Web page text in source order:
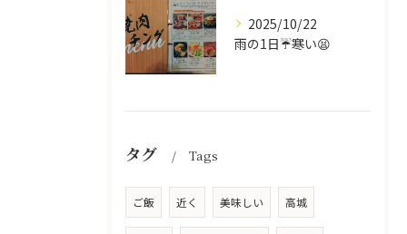
2025/10/22
雨の1日☔寒い😫
タグ Tags
ご飯 近く 美味しい 高城